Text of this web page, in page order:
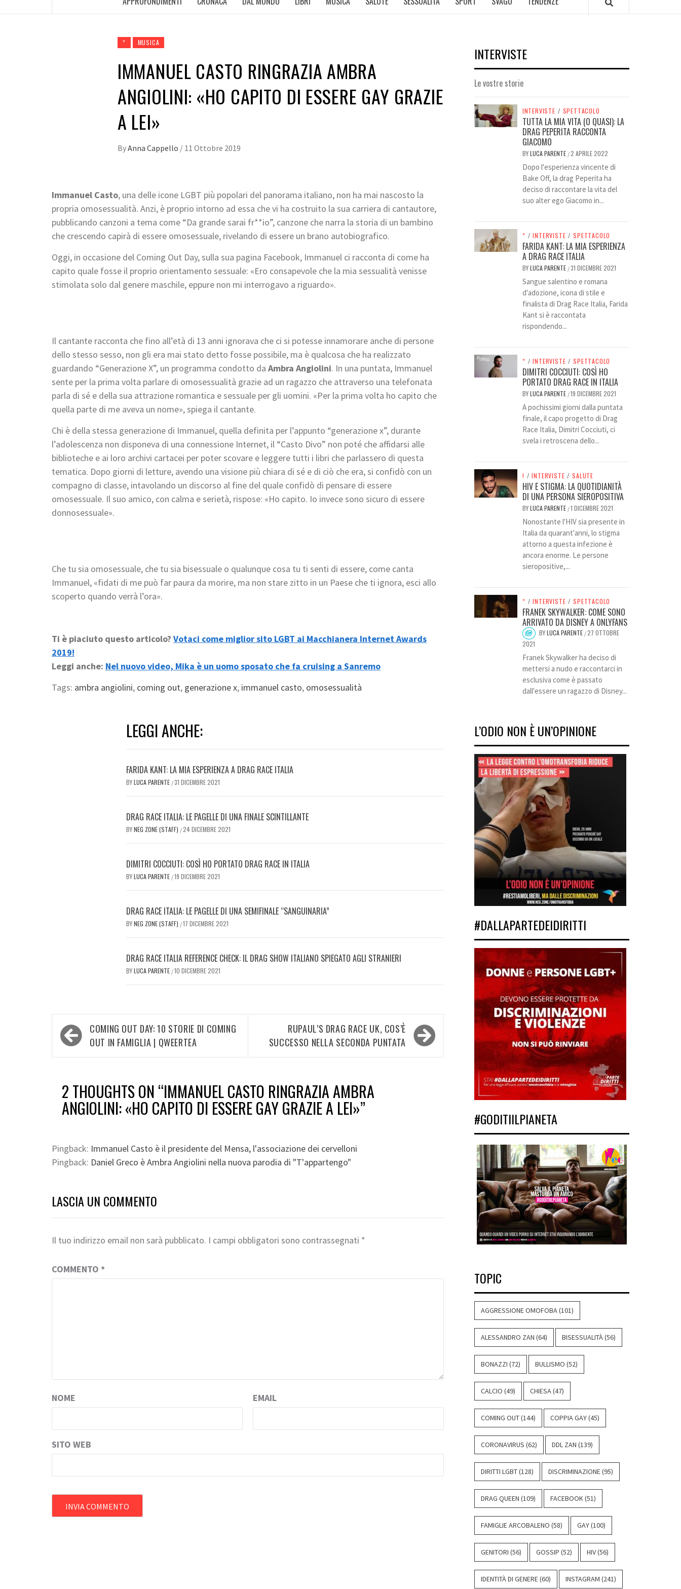
* MUSICA
IMMANUEL CASTO RINGRAZIA AMBRA
ANGIOLINI: «HO CAPITO DI ESSERE GAY GRAZIE
A LEI»
ByAnna Cappello / 11 Ottobre 2019
Immanuel Casto, una delle icone LGBT più popolari del panorama italiano, non ha mai nascosto la
propria omosessualità. Anzi, è proprio intorno ad essa che vi ha costruito la sua carriera di cantautore,
pubblicando canzoni a tema come “Da grande sarai fr**io”, canzone che narra la storia di un bambino
che crescendo capirà di essere omosessuale, rivelando di essere un brano autobiografico.
Oggi, in occasione del Coming Out Day, sulla sua pagina Facebook, Immanuel ci racconta di come ha
capito quale fosse il proprio orientamento sessuale: «Ero consapevole che la mia sessualità venisse
stimolata solo dal genere maschile, eppure non mi interrogavo a riguardo».
Il cantante racconta che fino all’età di 13 anni ignorava che ci si potesse innamorare anche di persone
dello stesso sesso, non gli era mai stato detto fosse possibile, ma è qualcosa che ha realizzato
guardando “Generazione X”, un programma condotto da Ambra Angiolini. In una puntata, Immanuel
sente per la prima volta parlare di omosessualità grazie ad un ragazzo che attraverso una telefonata
parla di sé e della sua attrazione romantica e sessuale per gli uomini. «Per la prima volta ho capito che
quella parte di me aveva un nome», spiega il cantante.
Chi è della stessa generazione di Immanuel, quella definita per l’appunto “generazione x”, durante
l’adolescenza non disponeva di una connessione Internet, il “Casto Divo” non poté che affidarsi alle
biblioteche e ai loro archivi cartacei per poter scovare e leggere tutti i libri che parlassero di questa
tematica. Dopo giorni di letture, avendo una visione più chiara di sé e di ciò che era, si confidò con un
compagno di classe, intavolando un discorso al fine del quale confidò di pensare di essere
omosessuale. Il suo amico, con calma e serietà, rispose: «Ho capito. Io invece sono sicuro di essere
donnosessuale».
Che tu sia omosessuale, che tu sia bisessuale o qualunque cosa tu ti senti di essere, come canta
Immanuel, «fidati di me può far paura da morire, ma non stare zitto in un Paese che ti ignora, esci allo
scoperto quando verrà l’ora».
Ti è piaciuto questo articolo? Votaci come miglior sito LGBT ai Macchianera Internet Awards
2019!
Leggi anche: Nel nuovo video, Mika è un uomo sposato che fa cruising a Sanremo
Tags: ambra angiolini, coming out, generazione x, immanuel casto, omosessualità
LEGGI ANCHE:
FARIDA KANT: LA MIA ESPERIENZA A DRAG RACE ITALIA
BYLUCA PARENTE /31 DICEMBRE 2021
DRAG RACE ITALIA: LE PAGELLE DI UNA FINALE SCINTILLANTE
BYNEG ZONE (STAFF) /24 DICEMBRE 2021
DIMITRI COCCIUTI: COSÌ HO PORTATO DRAG RACE IN ITALIA
BYLUCA PARENTE /19 DICEMBRE 2021
DRAG RACE ITALIA: LE PAGELLE DI UNA SEMIFINALE “SANGUINARIA”
BYNEG ZONE (STAFF) /17 DICEMBRE 2021
DRAG RACE ITALIA REFERENCE CHECK: IL DRAG SHOW ITALIANO SPIEGATO AGLI STRANIERI
BYLUCA PARENTE /10 DICEMBRE 2021
Navigazione
articoli
COMING OUT DAY: 10 STORIE DI COMING
OUT IN FAMIGLIA | QWEERTEA
RUPAUL’S DRAG RACE UK, COS’È
SUCCESSO NELLA SECONDA PUNTATA
2 THOUGHTS ON “IMMANUEL CASTO RINGRAZIA AMBRA
ANGIOLINI: «HO CAPITO DI ESSERE GAY GRAZIE A LEI»”
Pingback: Immanuel Casto è il presidente del Mensa, l'associazione dei cervelloni
Pingback: Daniel Greco è Ambra Angiolini nella nuova parodia di "T'appartengo"
LASCIA UN COMMENTO
Il tuo indirizzo email non sarà pubblicato. I campi obbligatori sono contrassegnati *
COMMENTO *
NOME EMAIL
SITO WEB
INTERVISTE
Le vostre storie
INTERVISTE / SPETTACOLO
TUTTA LA MIA VITA (O QUASI): LA
DRAG PEPERITA RACCONTA
GIACOMO
BYLUCA PARENTE /2 APRILE 2022
Dopo l'esperienza vincente di
Bake Off, la drag Peperita ha
deciso di raccontare la vita del
suo alter ego Giacomo in...
* / INTERVISTE / SPETTACOLO
FARIDA KANT: LA MIA ESPERIENZA
A DRAG RACE ITALIA
BYLUCA PARENTE /31 DICEMBRE 2021
Sangue salentino e romana
d'adozione, icona di stile e
finalista di Drag Race Italia, Farida
Kant si è raccontata
rispondendo...
* / INTERVISTE / SPETTACOLO
DIMITRI COCCIUTI: COSÌ HO
PORTATO DRAG RACE IN ITALIA
BYLUCA PARENTE /19 DICEMBRE 2021
A pochissimi giorni dalla puntata
finale, il capo progetto di Drag
Race Italia, Dimitri Cocciuti, ci
svela i retroscena dello...
! / INTERVISTE / SALUTE
HIV E STIGMA: LA QUOTIDIANITÀ
DI UNA PERSONA SIEROPOSITIVA
BYLUCA PARENTE /1 DICEMBRE 2021
Nonostante l'HIV sia presente in
Italia da quarant'anni, lo stigma
attorno a questa infezione è
ancora enorme. Le persone
sieropositive,...
* / INTERVISTE / SPETTACOLO
FRANEK SKYWALKER: COME SONO
ARRIVATO DA DISNEY A ONLYFANS
BYLUCA PARENTE /27 OTTOBRE
2021
Franek Skywalker ha deciso di
mettersi a nudo e raccontarci in
esclusiva come è passato
dall'essere un ragazzo di Disney...
L’ODIO NON È UN’OPINIONE
#DALLAPARTEDEIDIRITTI
#GODITIILPIANETA
TOPIC
AGGRESSIONE OMOFOBA (101)
ALESSANDRO ZAN (64) BISESSUALITÀ (56)
BONAZZI (72) BULLISMO (52)
CALCIO (49) CHIESA (47)
COMING OUT(144) COPPIA GAY(45)
CORONAVIRUS (62) DDL ZAN (139)
DIRITTI LGBT(128) DISCRIMINAZIONE (95)
DRAG QUEEN (109) FACEBOOK (51)
FAMIGLIE ARCOBALENO (58) GAY(100)
GENITORI (56) GOSSIP (52) HIV(56)
IDENTITÀ DI GENERE (60) INSTAGRAM (241)